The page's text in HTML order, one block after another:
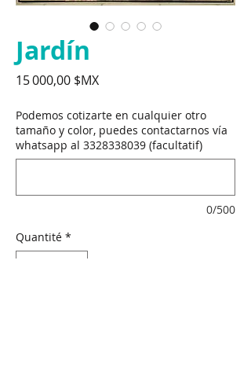
Jardín
15 000,00 $MXPrix
Podemos cotizarte en cualquier otro
tamaño y color, puedes contactarnos vía
whatsapp al 3328338039 (facultatif)
0/500
Quantité *